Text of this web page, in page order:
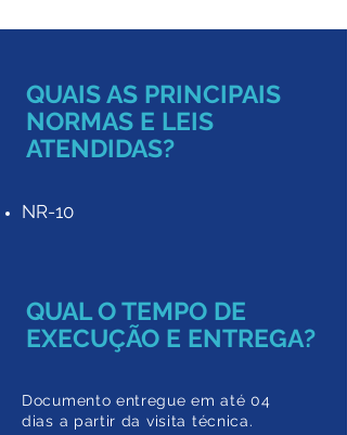
QUAIS AS PRINCIPAIS
NORMAS E LEIS
ATENDIDAS?
NR-10
QUAL O TEMPO DE
EXECUÇÃO E ENTREGA?
Documento entregue em até 04
dias a partir da visita técnica.